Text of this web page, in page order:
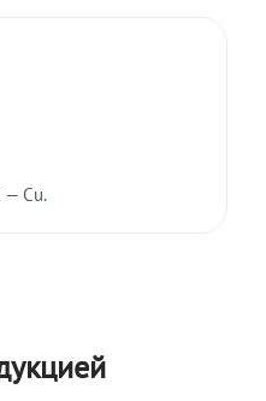
Cu.